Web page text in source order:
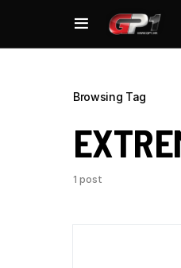
Browsing Tag
1 post